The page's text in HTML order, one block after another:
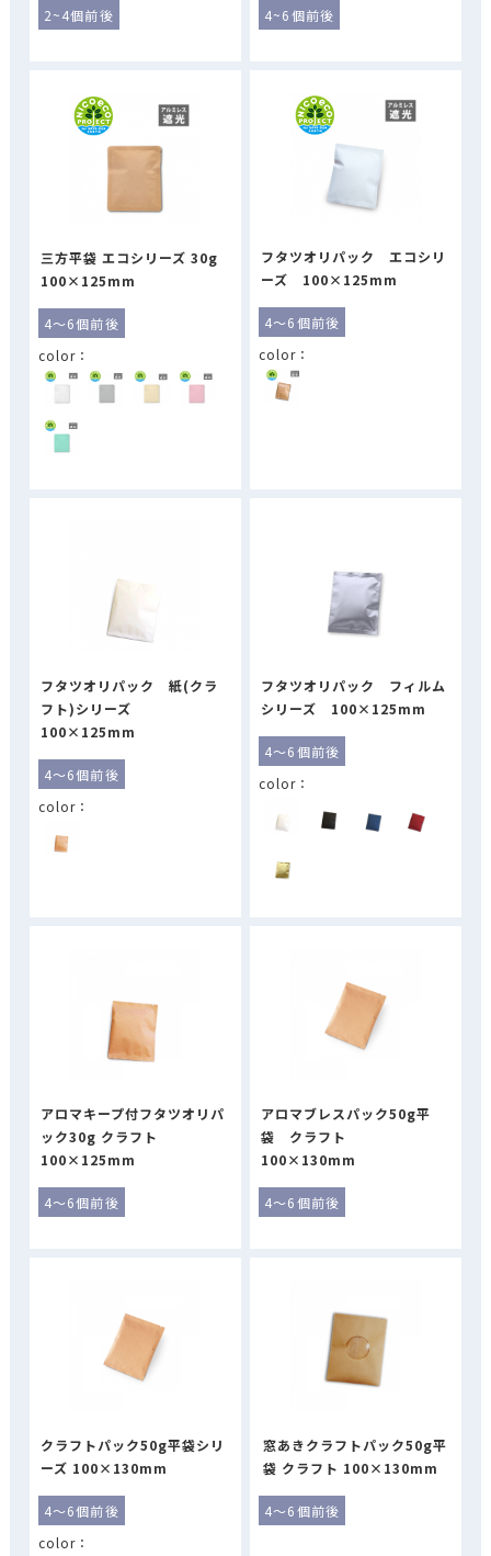
2~4個前後 4~6個前後
三方平袋 エコシリーズ 30g
100×125mm
4～6個前後
フタツオリパック エコシリ
ーズ 100×125mm
4～6個前後
フタツオリパック 紙(クラ
フト)シリーズ
100×125mm
4～6個前後
フタツオリパック フィルム
シリーズ 100×125mm
4～6個前後
アロマキープ付フタツオリパ
ック30g クラフト
100×125mm
4～6個前後
アロマブレスパック50g平
袋 クラフト
100×130mm
4～6個前後
クラフトパック50g平袋シリ
ーズ 100×130mm
4～6個前後
窓あきクラフトパック50g平
袋 クラフト 100×130mm
4～6個前後